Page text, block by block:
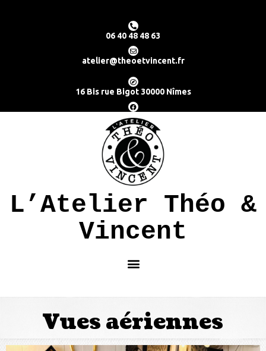
06 40 48 48 63
atelier@theoetvincent.fr
16 Bis rue Bigot 30000 Nîmes
L’Atelier Théo &
Vincent
Vues aériennes